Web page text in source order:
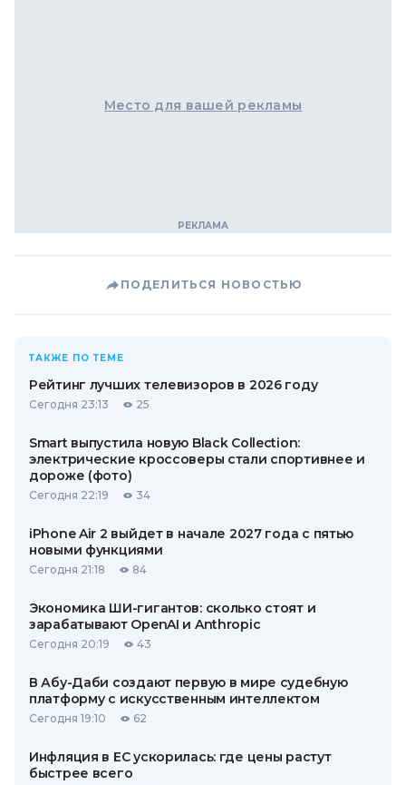
Место для вашей рекламы
ПОДЕЛИТЬСЯ НОВОСТЬЮ
ТАКЖЕ ПО ТЕМЕ
Рейтинг лучших телевизоров в 2026 году
Сегодня 23:13 25
Smart выпустила новую Black Collection:
электрические кроссоверы стали спортивнее и
дороже (фото)
Сегодня 22:19 34
iPhone Air 2 выйдет в начале 2027 года с пятью
новыми функциями
Сегодня 21:18 84
Экономика ШИ-гигантов: сколько стоят и
зарабатывают OpenAI и Anthropic
Сегодня 20:19 43
В Абу-Даби создают первую в мире судебную
платформу с искусственным интеллектом
Сегодня 19:10 62
Инфляция в ЕС ускорилась: где цены растут
быстрее всего